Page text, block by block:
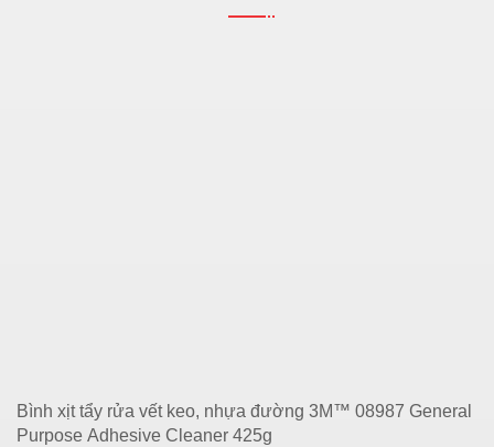
Bình xịt tẩy rửa vết keo, nhựa đường 3M™ 08987 General
Purpose Adhesive Cleaner 425g